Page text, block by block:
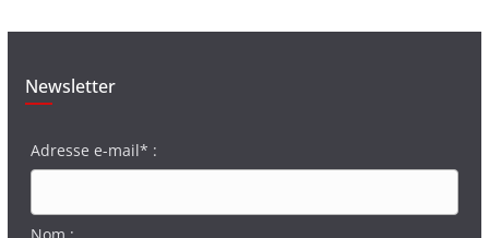
Newsletter
Adresse e-mail* :